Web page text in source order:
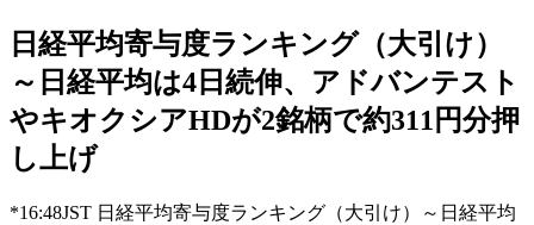
日経平均寄与度ランキング（大引け）
～日経平均は4日続伸、アドバンテスト
やキオクシアHDが2銘柄で約311円分押
し上げ
*16:48JST 日経平均寄与度ランキング（大引け）～日経平均